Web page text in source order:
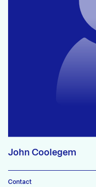
John Coolegem
Contact